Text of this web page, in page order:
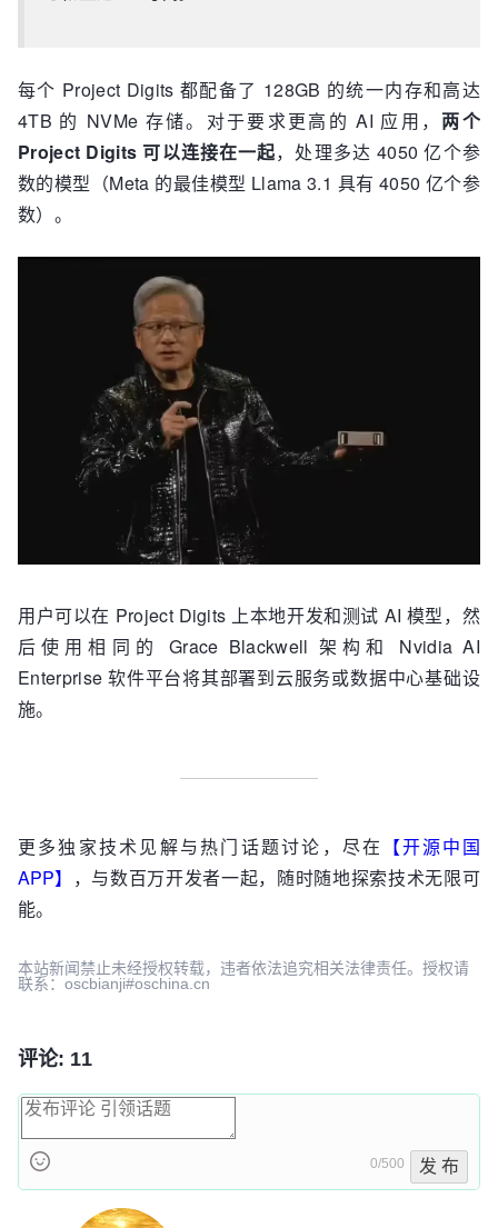
每个 Project Digits 都配备了 128GB 的统一内存和高达
4TB 的 NVMe 存储。对于要求更高的 AI 应用， 两个
Project Digits 可以连接在一起，处理多达 4050 亿个参
数的模型（Meta 的最佳模型 Llama 3.1 具有 4050 亿个参
数）。
用户可以在 Project Digits 上本地开发和测试 AI 模型，然
后使用相同的 Grace Blackwell 架构和 Nvidia AI
Enterprise 软件平台将其部署到云服务或数据中心基础设
施。
更多独家技术见解与热门话题讨论，尽在 【开源中国
APP】 ，与数百万开发者一起，随时随地探索技术无限可
能。
本站新闻禁止未经授权转载，违者依法追究相关法律责任。授权请
联系：oscbianji#oschina.cn
评论: 11
0/500 发 布